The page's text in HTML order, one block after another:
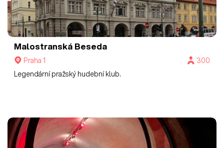
Malostranská Beseda
Praha 1
300
Legendární pražský hudební klub.